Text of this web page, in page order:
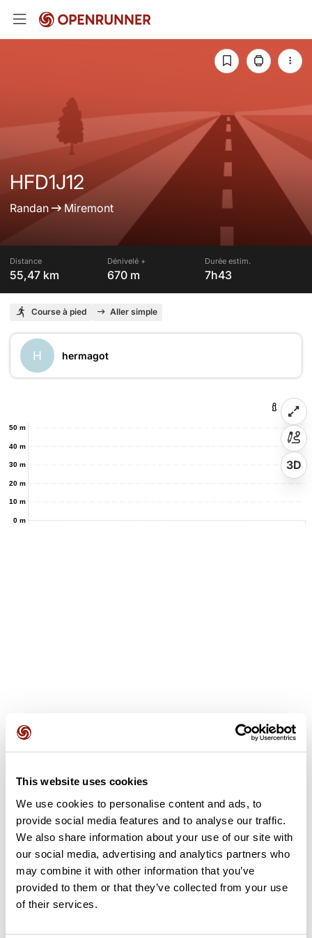
This website uses cookies
We use cookies to personalise content and ads, to
provide social media features and to analyse our traffic.
We also share information about your use of our site with
our social media, advertising and analytics partners who
may combine it with other information that you’ve
provided to them or that they’ve collected from your use
of their services.
HFD1J12
Randan Miremont
Distance
55,47 km
Dénivelé +
670 m
Durée estim.
7h43
Course à pied Aller simple
H hermagot
0 m
10 m
20 m
30 m
40 m
50 m
3D
Ajouter un avis
Découvrez ce parcours de course à pied de 55,5 km qui débute